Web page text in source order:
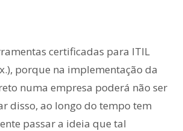
certificadas para ITIL
porque na implementação da
numa empresa poderá não ser
disso, ao longo do tempo tem
passar a ideia que tal